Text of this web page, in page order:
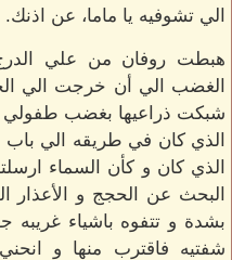
الي تشوفيه يا ماما، عن اذنك.
هبطت روفان من علي
الغضب الي أن خرجت الي
شبكت ذراعيها بغضب طفولي و
الذي كان في طريقه الي
الذي كان و كأن السماء
البحث عن الحجج و الأعذار
بشدة و تتفوه باشياء غريبه
شفتيه فاقترب منها و